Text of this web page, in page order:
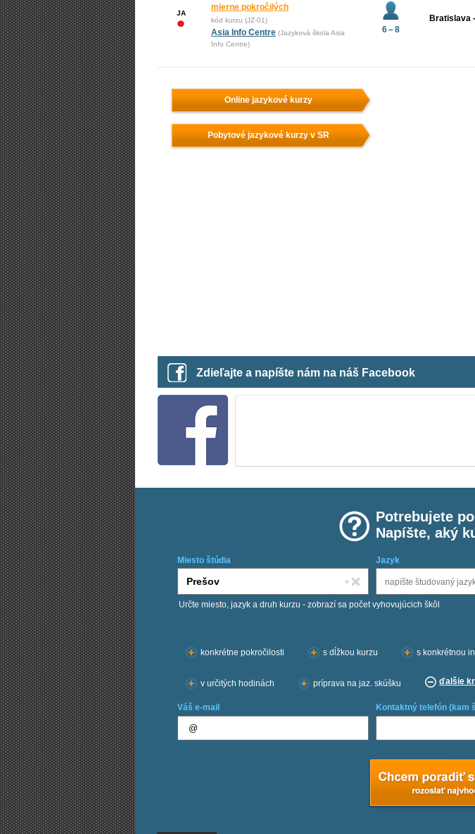
JA
mierne pokročilých
kód kurzu (JZ-01)
Asia Info Centre (Jazyková škola Asia
Info Centre)
6 – 8
Bratislava
Online jazykové kurzy
Pobytové jazykové kurzy v SR
Zdieľajte a napíšte nám na náš Facebook
Potrebujete
Napíšte, aký
Miesto štúdia Jazyk
Určte miesto, jazyk a druh kurzu - zobrazí sa počet vyhovujúcich škôl
konkrétne pokročilosti
s dĺžkou kurzu s konkrétnou
v určitých hodinách príprava na jaz. skúšku ďalšie
Váš e-mail Kontaktný telefón (kam